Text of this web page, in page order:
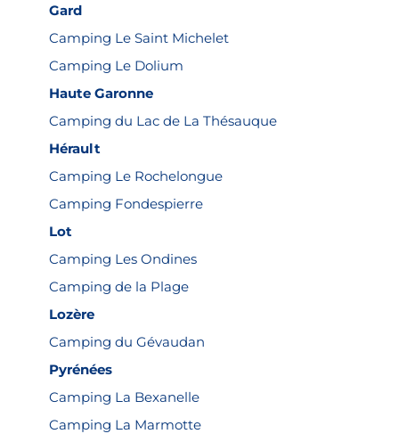
Gard
Camping Le Saint Michelet
Camping Le Dolium
Haute Garonne
Camping du Lac de La Thésauque
Hérault
Camping Le Rochelongue
Camping Fondespierre
Lot
Camping Les Ondines
Camping de la Plage
Lozère
Camping du Gévaudan
Pyrénées
Camping La Bexanelle
Camping La Marmotte